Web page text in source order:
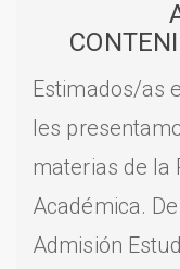
Estimados/as
les
materias de la
Académica.
Admisión